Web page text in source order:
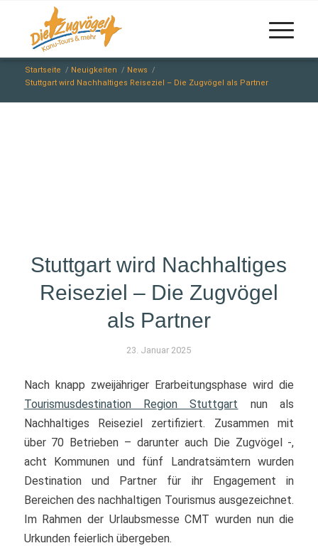
Startseite / Neuigkeiten / News /
Stuttgart wird Nachhaltiges Reiseziel – Die Zugvögel als Partner
Stuttgart wird Nachhaltiges
Reiseziel – Die Zugvögel
als Partner
23. Januar 2025
Nach knapp zweijähriger Erarbeitungsphase wird die
Tourismusdestination Region Stuttgart nun als
Nachhaltiges Reiseziel zertifiziert. Zusammen mit
über 70 Betrieben – darunter auch Die Zugvögel -,
acht Kommunen und fünf Landratsämtern wurden
Destination und Partner für ihr Engagement in
Bereichen des nachhaltigen Tourismus ausgezeichnet.
Im Rahmen der Urlaubsmesse CMT wurden nun die
Urkunden feierlich übergeben.